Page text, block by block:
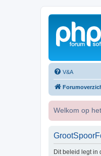
V&A
Welkom op
Dit beleid legt in